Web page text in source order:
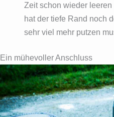
Zeit schon wieder
hat der tiefe Rand noch
sehr viel mehr putzen
Ein mühevoller Anschluss